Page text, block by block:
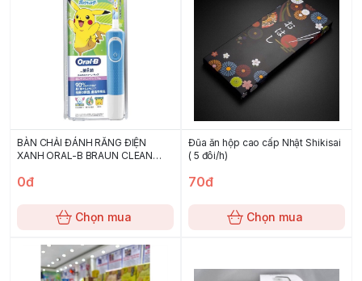
BÀN CHẢI ĐÁNH RĂNG ĐIỆN
XANH ORAL-B BRAUN CLEAN
0đ
Chọn mua
Đũa ăn hộp cao cấp Nhật Shikisai
( 5 đôi/h)
70đ
Chọn mua